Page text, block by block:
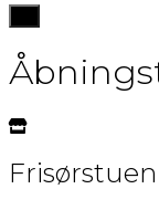
navigation